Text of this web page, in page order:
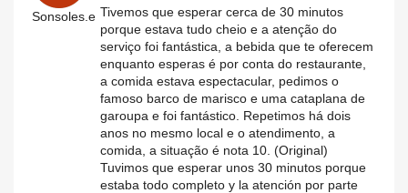
Sonsoles.e Tivemos que esperar cerca de 30 minutos
porque estava tudo cheio e a atenção do
serviço foi fantástica, a bebida que te oferecem
enquanto esperas é por conta do restaurante,
a comida estava espectacular, pedimos o
famoso barco de marisco e uma cataplana de
garoupa e foi fantástico. Repetimos há dois
anos no mesmo local e o atendimento, a
comida, a situação é nota 10. (Original)
Tuvimos que esperar unos 30 minutos porque
estaba todo completo y la atención por parte